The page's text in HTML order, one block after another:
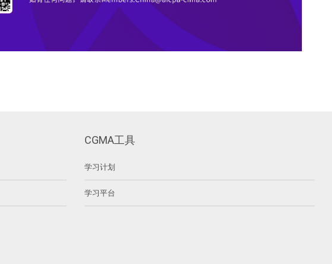
CGMA工具
学习计划
学习平台